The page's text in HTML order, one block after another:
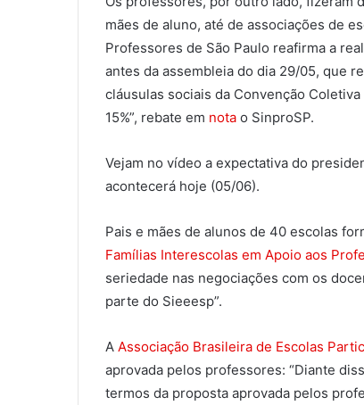
mães de aluno, até de associações de
Professores de São Paulo reafirma a
antes da assembleia do dia 29/05, que
cláusulas sociais da Convenção
15%”, rebate em nota o SinproSP.
Vejam no vídeo a expectativa do
acontecerá hoje (05/06).
Pais e mães de alunos de 40 escolas
Famílias Interescolas em Apoio aos
seriedade nas negociações com os
parte do Sieeesp”.
A Associação Brasileira de Escolas
aprovada pelos professores: “Diante
termos da proposta aprovada pelos